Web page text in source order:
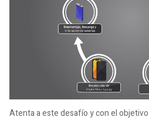
Atenta a este desafío y con el